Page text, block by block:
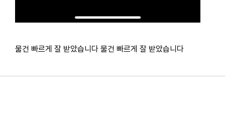
물건 빠르게 잘 받았습니다 물건 빠르게 잘 받았습니다